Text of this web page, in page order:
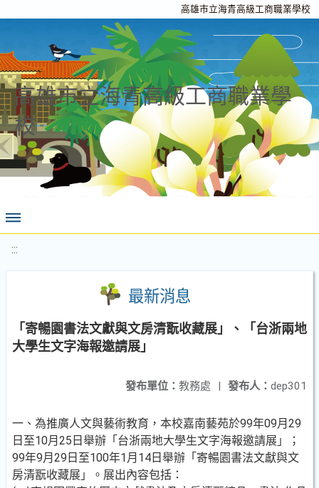
高雄市立海青高級工商職業學校
高雄市立海青高級工商職業學
校
:::
最新消息
「寄暢園書法文獻與文房清翫收藏展」、「台浙兩地
大學生文字海報邀請展」
發布人： dep301
發布單位： 教務處 |
一、為推廣人文與藝術教育，本校嘉南藝苑於99年09月29
日至10月25日舉辦「台浙兩地大學生文字海報邀請展」；
99年9月29日至100年1月14日舉辦「寄暢園書法文獻與文
房清翫收藏展」。展出內容包括：